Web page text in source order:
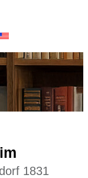
1831